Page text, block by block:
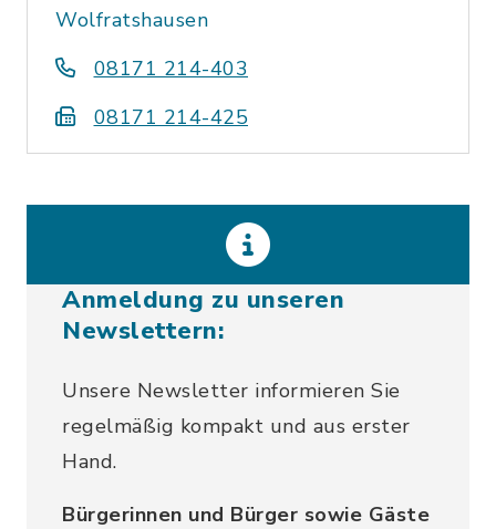
Wolfratshausen
08171 214-403
08171 214-425
Anmeldung zu unseren
Newslettern:
Unsere Newsletter informieren Sie
regelmäßig kompakt und aus erster
Hand.
Bürgerinnen und Bürger sowie Gäste